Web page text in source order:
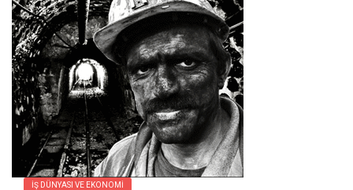
İŞ DÜNYASI VE EKONOMI